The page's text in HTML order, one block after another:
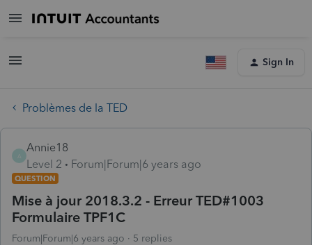
Sign In
Problèmes de la TED
A
Annie18
Level 2
Forum|Forum|6 years ago
QUESTION
Mise à jour 2018.3.2 - Erreur TED#1003
Formulaire TPF1C
Forum|Forum|6 years ago 5 replies